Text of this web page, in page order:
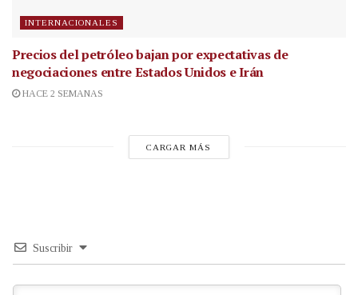
INTERNACIONALES
Precios del petróleo bajan por expectativas de
negociaciones entre Estados Unidos e Irán
HACE 2 SEMANAS
CARGAR MÁS
Suscribir